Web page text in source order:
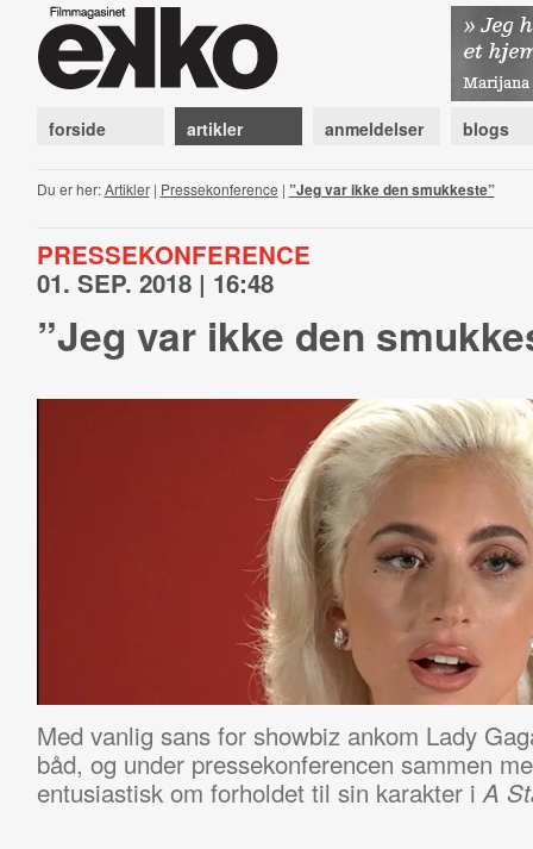
forside artikler anmeldelser blogs
Du er her:Artikler| Pressekonference | ”Jeg var ikke den smukkeste”
PRESSEKONFERENCE
01. SEP. 2018 | 16:48
”Jeg var ikke den
Med vanlig sans for showbiz ankom Lady
båd, og under pressekonferencen sammen
entusiastisk om forholdet til sin karakter iA